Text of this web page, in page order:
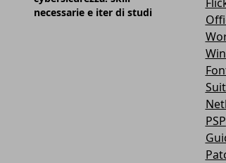
necessarie e iter di studi
PSP